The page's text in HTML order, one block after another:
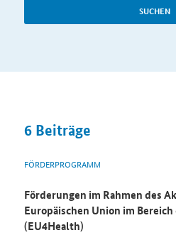
SUCHEN
6 Beiträge
FÖRDERPROGRAMM
Förderungen im Rahmen des
Europäischen Union im
(EU4Health)